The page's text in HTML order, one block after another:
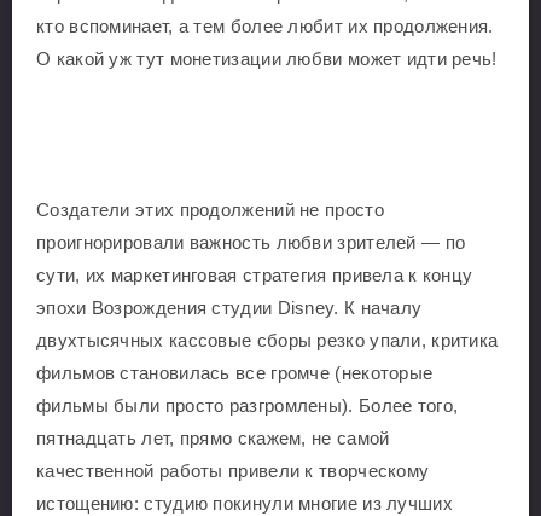
кто вспоминает, а тем более любит их продолжения.
О какой уж тут монетизации любви может идти речь!
Создатели этих продолжений не просто
проигнорировали важность любви зрителей — по
сути, их маркетинговая стратегия привела к концу
эпохи Возрождения студии Disney. К началу
двухтысячных кассовые сборы резко упали, критика
фильмов становилась все громче (некоторые
фильмы были просто разгромлены). Более того,
пятнадцать лет, прямо скажем, не самой
качественной работы привели к творческому
истощению: студию покинули многие из лучших